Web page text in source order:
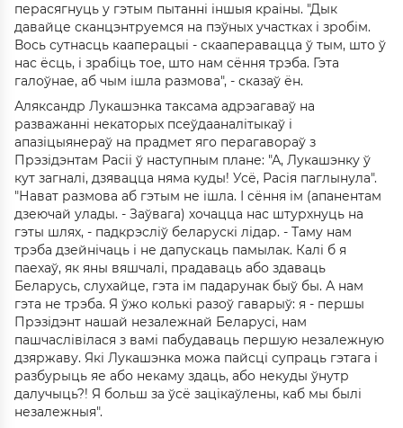
перасягнуць у гэтым пытанні іншыя краіны. "Дык
давайце сканцэнтруемся на пэўных участках і зробім.
Вось сутнасць кааперацыі - скааперавацца ў тым, што ў
нас ёсць, і зрабіць тое, што нам сёння трэба. Гэта
галоўнае, аб чым ішла размова", - сказаў ён.
Аляксандр Лукашэнка таксама адрэагаваў на
разважанні некаторых псеўдааналітыкаў і
апазіцыянераў на прадмет яго перагавораў з
Прэзідэнтам Расіі ў наступным плане: "А, Лукашэнку ў
кут загналі, дзявацца няма куды! Усё, Расія паглынула".
"Нават размова аб гэтым не ішла. І сёння ім (апанентам
дзеючай улады. - Заўвага) хочацца нас штурхнуць на
гэты шлях, - падкрэсліў беларускі лідар. - Таму нам
трэба дзейнічаць і не дапускаць памылак. Калі б я
паехаў, як яны вяшчалі, прадаваць або здаваць
Беларусь, слухайце, гэта ім падарунак быў бы. А нам
гэта не трэба. Я ўжо колькі разоў гаварыў: я - першы
Прэзідэнт нашай незалежнай Беларусі, нам
пашчаслівілася з вамі пабудаваць першую незалежную
дзяржаву. Які Лукашэнка можа пайсці супраць гэтага і
разбурыць яе або некаму здаць, або некуды ўнутр
далучыць?! Я больш за ўсё зацікаўлены, каб мы былі
незалежныя".